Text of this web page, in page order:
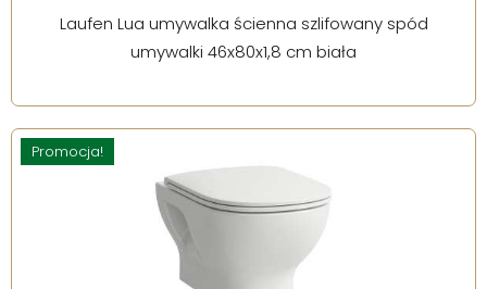
Laufen Lua umywalka ścienna szlifowany spód
umywalki 46x80x1,8 cm biała
Promocja!